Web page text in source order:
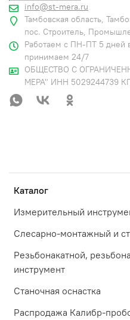
Каталог
Измерительный
Слесарно-монтажный и
Резьбонакатной,
инструмент
Станочная оснастка
Распродажа Калибр-
info@st-mera.ru
Тамбовская область,
пос. Строитель,
Работаем с ПН-ПТ 5 дней
принимаем 24/7
ОБЩЕСТВО С
МЕРА" ИНН 5029244739